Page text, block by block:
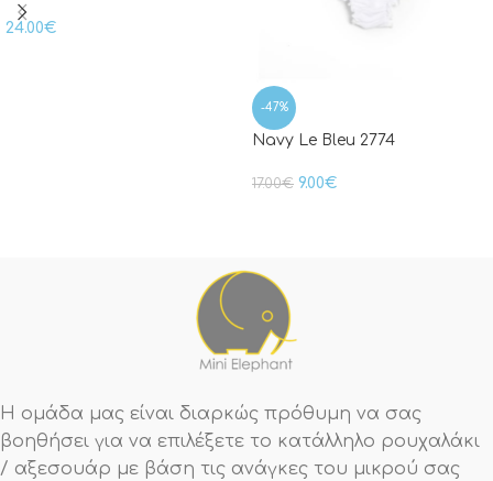
24.00€
-47%
Navy Le Bleu 2774
17.00€ 9.00€
Η ομάδα μας είναι διαρκώς πρόθυμη να σας
βοηθήσει για να επιλέξετε το κατάλληλο ρουχαλάκι
/ αξεσουάρ με βάση τις ανάγκες του μικρού σας